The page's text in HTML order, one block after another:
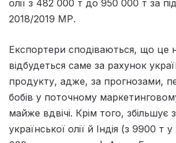
олії з 482 000 т до 950 000 т за
2018/2019 МР.
Експортери сподіваються, що це
відбудеться саме за рахунок
продукту, адже, за прогнозами,
бобів у поточному
майже вдвічі. Крім того, збільшує
української олії й Індія (з 9900 т